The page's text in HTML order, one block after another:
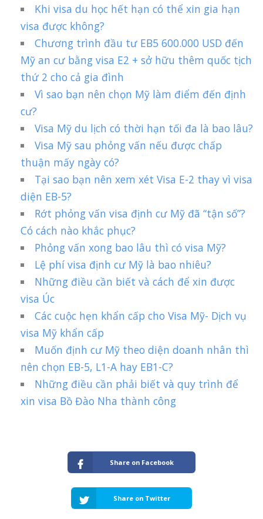
Khi visa du học hết hạn có thể xin gia hạn
visa được không?
Chương trình đầu tư EB5 600.000 USD đến
Mỹ an cư bằng visa E2 + sở hữu thêm quốc tịch
thứ 2 cho cả gia đình
Vì sao bạn nên chọn Mỹ làm điểm đến định
cư?
Visa Mỹ du lịch có thời hạn tối đa là bao lâu?
Visa Mỹ sau phỏng vấn nếu được chấp
thuận mấy ngày có?
Tại sao bạn nên xem xét Visa E-2 thay vì visa
diện EB-5?
Rớt phỏng vấn visa định cư Mỹ đã “tận số”?
Có cách nào khắc phục?
Phỏng vấn xong bao lâu thì có visa Mỹ?
Lệ phí visa định cư Mỹ là bao nhiêu?
Những điều cần biết và cách để xin được
visa Úc
Các cuộc hẹn khẩn cấp cho Visa Mỹ- Dịch vụ
visa Mỹ khẩn cấp
Muốn định cư Mỹ theo diện doanh nhân thì
nên chọn EB-5, L1-A hay EB1-C?
Những điều cần phải biết và quy trình để
xin visa Bồ Đào Nha thành công
Share on Facebook
Share on Twitter